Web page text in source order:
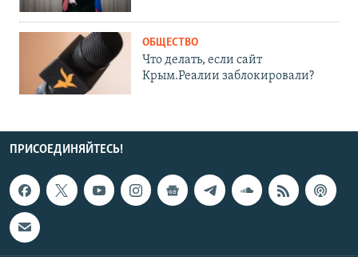
ОБЩЕСТВО
Что делать, если сайт
Крым.Реалии заблокировали?
ПРИСОЕДИНЯЙТЕСЬ!